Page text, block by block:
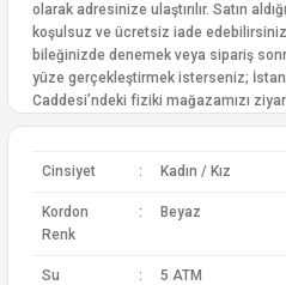
olarak adresinize ulaştırılır. Satın
koşulsuz ve ücretsiz iade
bileğinizde denemek veya sipariş
yüze gerçekleştirmek isterseniz;
Caddesi’ndeki fiziki mağazamızı
Cinsiyet : Kadın / Kız
Kordon
Renk
: Beyaz
Su
: 5 ATM